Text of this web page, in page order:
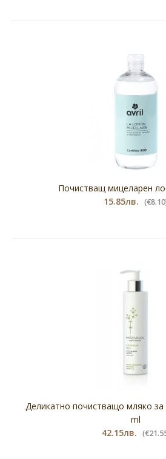
Почистващ мицеларен
15.85лв.
Деликатно почистващо мляко за
ml
42.15лв.